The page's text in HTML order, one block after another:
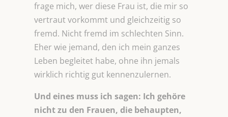
frage mich, wer diese Frau ist, die mir so
vertraut vorkommt und gleichzeitig so
fremd. Nicht fremd im schlechten Sinn.
Eher wie jemand, den ich mein ganzes
Leben begleitet habe, ohne ihn jemals
wirklich richtig gut kennenzulernen.
Und eines muss ich sagen: Ich gehöre
nicht zu den Frauen, die behaupten,